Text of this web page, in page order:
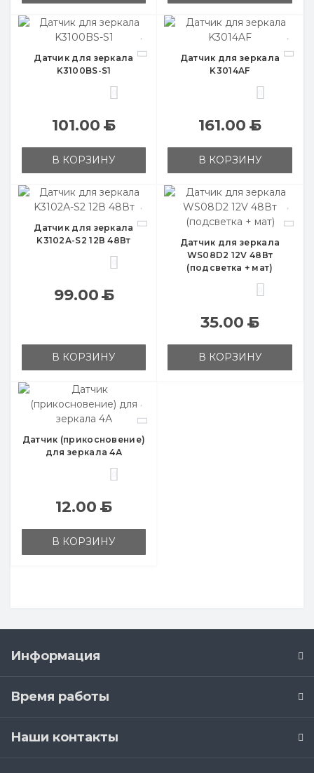
Датчик для зеркала
K3100BS-S1
101.00Б
В КОРЗИНУ
Датчик для зеркала
K3014AF
161.00Б
В КОРЗИНУ
Датчик для зеркала
K3102А-S2 12В 48Вт
99.00Б
В КОРЗИНУ
Датчик для зеркала
WS08D2 12V 48Вт
(подсветка + мат)
35.00Б
В КОРЗИНУ
Датчик (прикосновение)
для зеркала 4А
12.00Б
В КОРЗИНУ
Информация
Время работы
Наши контакты